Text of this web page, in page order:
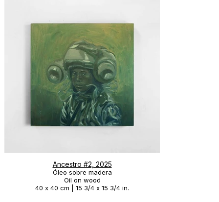
Ancestro #2, 2025
Óleo sobre madera
Oil on wood
40 x 40 cm | 15 3/4 x 15 3/4 in.